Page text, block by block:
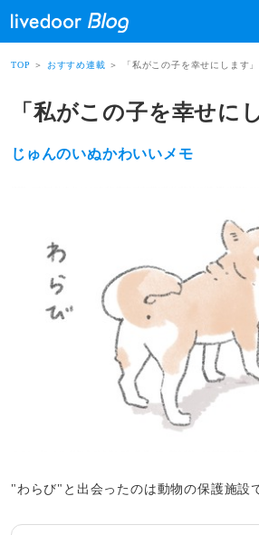
TOP ＞ おすすめ連載 ＞ 「私がこの子を幸せにします」
「私がこの子を幸せに
じゅんのいぬかわいいメモ
"わらび"と出会ったのは動物の保護施設